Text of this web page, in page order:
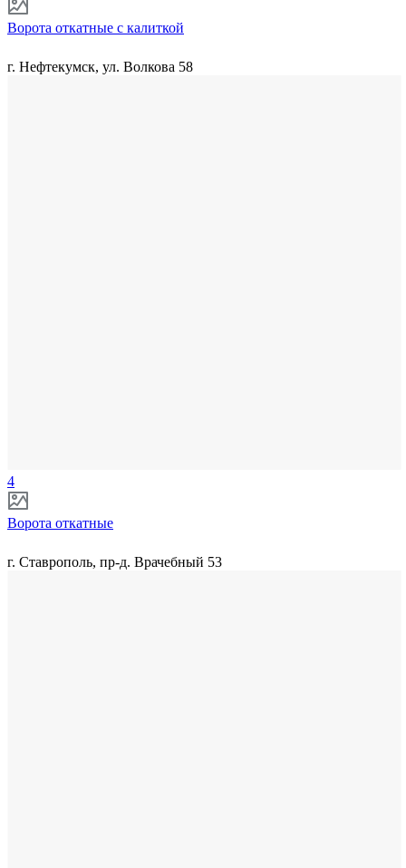
Ворота откатные с калиткой
г. Нефтекумск, ул. Волкова 58
4
Ворота откатные
г. Ставрополь, пр-д. Врачебный 53